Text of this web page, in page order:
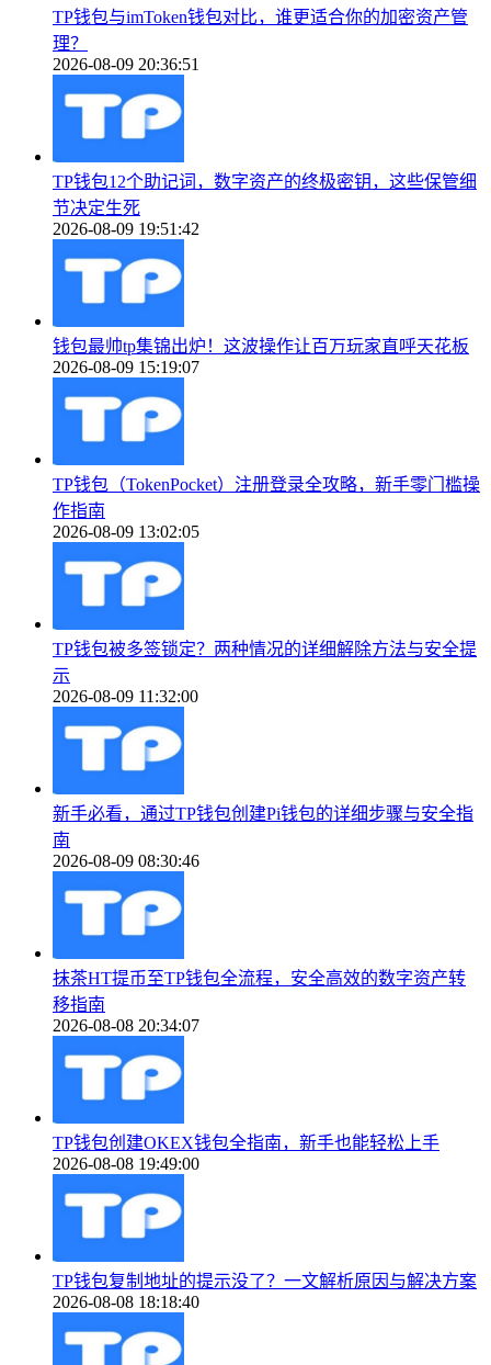
TP钱包与imToken钱包对比，谁更适合你的加密资产管
理？
2026-08-09 20:36:51
TP钱包12个助记词，数字资产的终极密钥，这些保管细
节决定生死
2026-08-09 19:51:42
钱包最帅tp集锦出炉！这波操作让百万玩家直呼天花板
2026-08-09 15:19:07
TP钱包（TokenPocket）注册登录全攻略，新手零门槛操
作指南
2026-08-09 13:02:05
TP钱包被多签锁定？两种情况的详细解除方法与安全提
示
2026-08-09 11:32:00
新手必看，通过TP钱包创建Pi钱包的详细步骤与安全指
南
2026-08-09 08:30:46
抹茶HT提币至TP钱包全流程，安全高效的数字资产转
移指南
2026-08-08 20:34:07
TP钱包创建OKEX钱包全指南，新手也能轻松上手
2026-08-08 19:49:00
TP钱包复制地址的提示没了？一文解析原因与解决方案
2026-08-08 18:18:40